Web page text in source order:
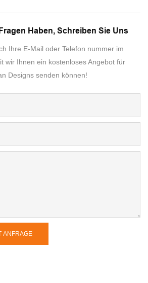
Haben, Schreiben Sie Uns
Ihre E-Mail oder Telefon nummer im
wir Ihnen ein kostenloses Angebot für
Designs senden können!
ANFRAGE